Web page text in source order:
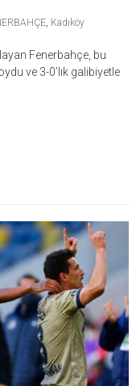
, Kadıköy
Fenerbahçe, bu
ve 3-0’lık galibiyetle